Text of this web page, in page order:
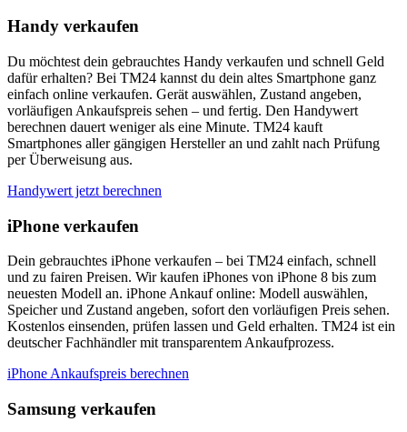
Handy verkaufen
Du möchtest dein gebrauchtes Handy verkaufen und schnell Geld
dafür erhalten? Bei TM24 kannst du dein altes Smartphone ganz
einfach online verkaufen. Gerät auswählen, Zustand angeben,
vorläufigen Ankaufspreis sehen – und fertig. Den Handywert
berechnen dauert weniger als eine Minute. TM24 kauft
Smartphones aller gängigen Hersteller an und zahlt nach Prüfung
per Überweisung aus.
Handywert jetzt berechnen
iPhone verkaufen
Dein gebrauchtes iPhone verkaufen – bei TM24 einfach, schnell
und zu fairen Preisen. Wir kaufen iPhones von iPhone 8 bis zum
neuesten Modell an. iPhone Ankauf online: Modell auswählen,
Speicher und Zustand angeben, sofort den vorläufigen Preis sehen.
Kostenlos einsenden, prüfen lassen und Geld erhalten. TM24 ist ein
deutscher Fachhändler mit transparentem Ankaufprozess.
iPhone Ankaufspreis berechnen
Samsung verkaufen